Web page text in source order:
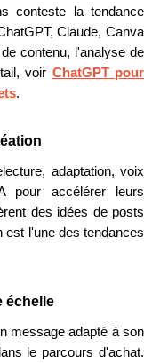
conteste la tendance
Claude, Canva
contenu, l'analyse de
voir ChatGPT pour
.
adaptation, voix
pour accélérer leurs
des idées de posts
est l'une des tendances
échelle
message adapté à son
le parcours d'achat.